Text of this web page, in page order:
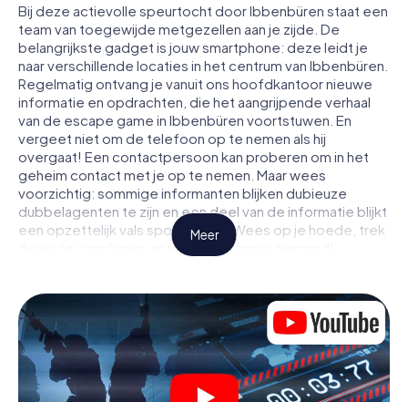
Bij deze actievolle speurtocht door Ibbenbüren staat een
team van toegewijde metgezellen aan je zijde. De
belangrijkste gadget is jouw smartphone: deze leidt je
naar verschillende locaties in het centrum van Ibbenbüren.
Regelmatig ontvang je vanuit ons hoofdkantoor nieuwe
informatie en opdrachten, die het aangrijpende verhaal
van de escape game in Ibbenbüren voortstuwen. En
vergeet niet om de telefoon op te nemen als hij
overgaat! Een contactpersoon kan proberen om in het
geheim contact met je op te nemen. Maar wees
voorzichtig: sommige informanten blijken dubieuze
dubbelagenten te zijn en een deel van de informatie blijkt
een opzettelijk vals spoor te zijn. Wees op je hoede, trek
de juiste conclusies en vooral: vertrouw niemand!
zit je niet opgesloten in een kamer waaruit je jezelf binnen
een bepaald tijdvenster moet bevrijden. Met deze
speurtocht met een smartphone wordt heel Ibbenbüren
jouw speelveld! De technische voorwaarden voor jouw
avontuur in Ibbenbüren zijn een smartphone en toegang
tot het mobiel internet. Met één klik krijg jij toegang tot
Meer